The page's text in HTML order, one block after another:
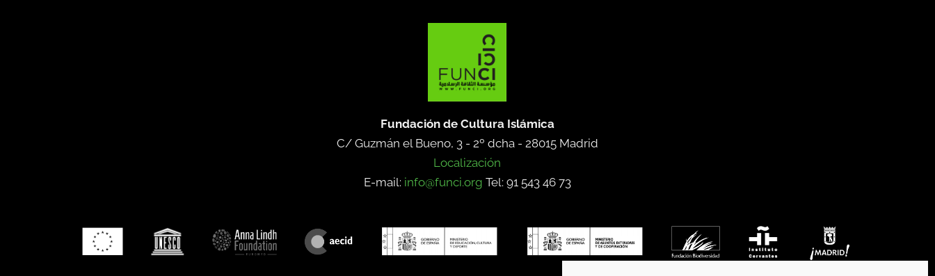
Fundación de Cultura Islámica
C/ Guzmán el Bueno, 3 - 2º dcha - 28015 Madrid
Localización
E-mail: info@funci.org Tel: 91 543 46 73